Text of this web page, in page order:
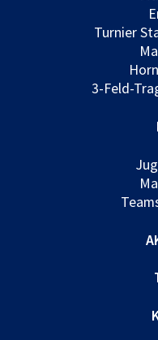
Turnier
3-Feld-